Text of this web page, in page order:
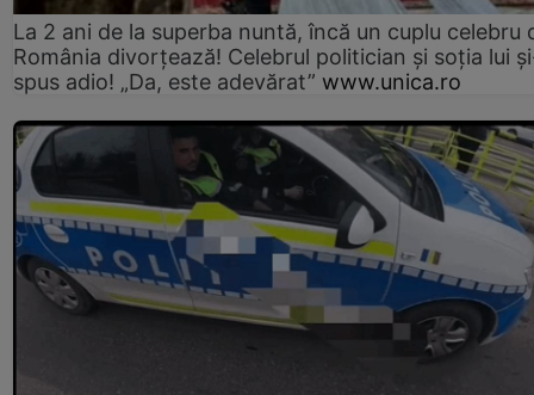
La 2 ani de la superba nuntă, încă un cuplu celebru
România divorțează! Celebrul politician și soția lui
spus adio! „Da, este adevărat” www.unica.ro